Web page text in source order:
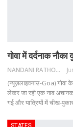
गोवा में दर्दनाक
NANDANI RATHORE
(न्यूज़लाइवनाउ-Goa) गोवा
लेकर जा रही एक नाव
गई और यात्रियों में चीख-
STATES